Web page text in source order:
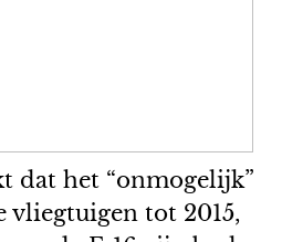
dat het “onmogelijk”
vliegtuigen tot 2015,